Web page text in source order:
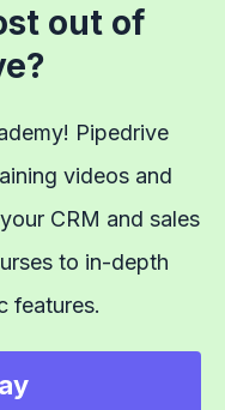
out of
Pipedrive
videos and
CRM and sales
to in-depth
features.